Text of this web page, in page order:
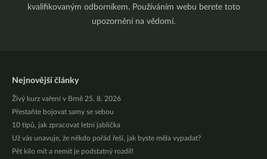
kvalifikovaným odborníkem. Používáním webu berete toto
upozornění na vědomí.
Nejnovější články
Živý kurz vaření v Brně 25. 8. 2026
Přestaňte bojovat samy se sebou
10 tipů, jak zpracovat letní jablíčka
Už vás unavuje, že někdo pořád řeší, jak byste měla vypadat?
Pět kilo mít a nemít je podstatný rozdíl!